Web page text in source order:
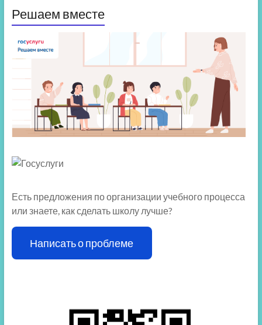
Решаем вместе
Есть предложения по организации учебного процесса
или знаете, как сделать школу лучше?
Написать о проблеме